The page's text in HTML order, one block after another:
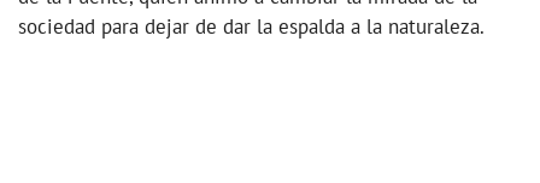
sociedad para dejar de dar la espalda a la naturaleza.